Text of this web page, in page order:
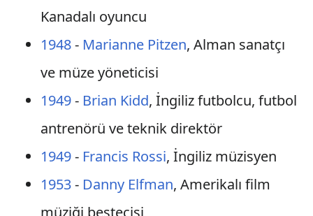
Kanadalı oyuncu
1948- Marianne Pitzen, Alman sanatçı
ve müze yöneticisi
1949- Brian Kidd, İngiliz futbolcu, futbol
antrenörü ve teknik direktör
1949- Francis Rossi, İngiliz müzisyen
1953- Danny Elfman, Amerikalı film
müziği bestecisi